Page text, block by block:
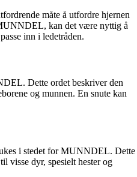
måte å utfordre hjernen
kan det være nyttig å
inn i ledetråden.
Dette ordet beskriver den
og munnen. En snute kan
i stedet for MUNNDEL. Dette
visse dyr, spesielt hester og